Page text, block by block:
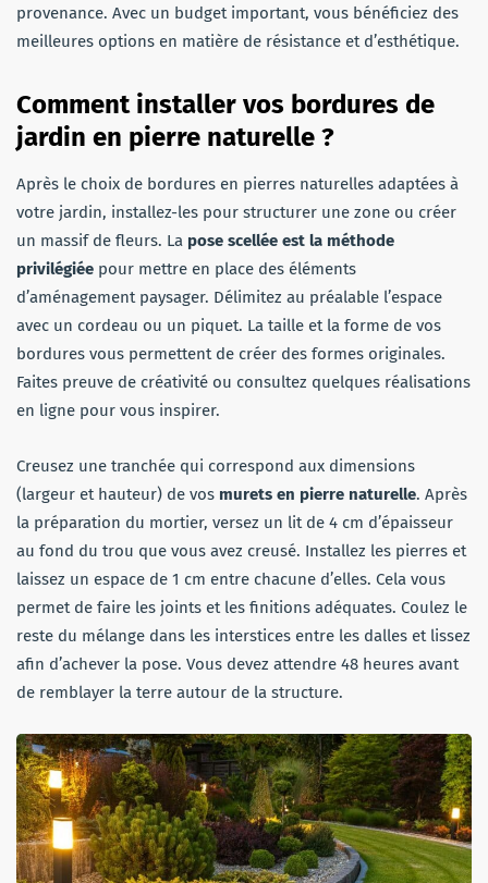
provenance. Avec un budget important, vous bénéficiez des
meilleures options en matière de résistance et d’esthétique.
Comment installer vos bordures de
jardin en pierre naturelle ?
Après le choix de bordures en pierres naturelles adaptées à
votre jardin, installez-les pour structurer une zone ou créer
un massif de fleurs. La pose scellée est la méthode
privilégiée pour mettre en place des éléments
d’aménagement paysager. Délimitez au préalable l’espace
avec un cordeau ou un piquet. La taille et la forme de vos
bordures vous permettent de créer des formes originales.
Faites preuve de créativité ou consultez quelques réalisations
en ligne pour vous inspirer.
Creusez une tranchée qui correspond aux dimensions
(largeur et hauteur) de vos murets en pierre naturelle. Après
la préparation du mortier, versez un lit de 4 cm d’épaisseur
au fond du trou que vous avez creusé. Installez les pierres et
laissez un espace de 1 cm entre chacune d’elles. Cela vous
permet de faire les joints et les finitions adéquates. Coulez le
reste du mélange dans les interstices entre les dalles et lissez
afin d’achever la pose. Vous devez attendre 48 heures avant
de remblayer la terre autour de la structure.